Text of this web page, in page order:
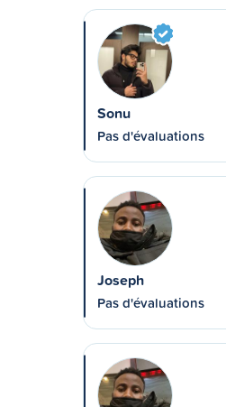
Sonu
Pas d'évaluations
Joseph
Pas d'évaluations